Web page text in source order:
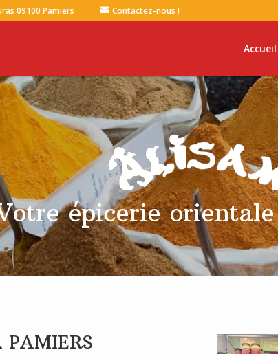
09100 Pamiers Contactez-nous !
Accueil
épicerie
PAMIERS